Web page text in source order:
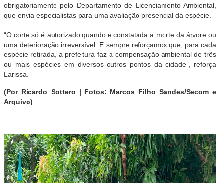
obrigatoriamente pelo Departamento de Licenciamento Ambiental,
que envia especialistas para uma avaliação presencial da espécie.
“O corte só é autorizado quando é constatada a morte da árvore ou
uma deterioração irreversível. E sempre reforçamos que, para cada
espécie retirada, a prefeitura faz a compensação ambiental de três
ou mais espécies em diversos outros pontos da cidade”, reforça
Larissa.
(Por Ricardo Sottero | Fotos: Marcos Filho Sandes/Secom e
Arquivo)